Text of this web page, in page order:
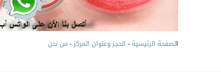
الصفحة الرئيسية - الحجز وعنوان المركز-من نحن